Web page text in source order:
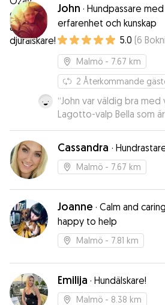
John · Hundpassare med
erfarenhet och kunskap
5.0 (6
Malmö - 7.67 km
2 Återkommande
“John var väldig bra med
Lagotto-valp Bella som
krävande. Han var också
booking, så vi viste, att
Bella den dagen. Vi
John!”
Cassandra ·
Malmö - 7.67 km
Joanne · Calm and
happy to help
Malmö - 7.81 km
Emilija · Hundälskare!
Malmö - 8.38 km